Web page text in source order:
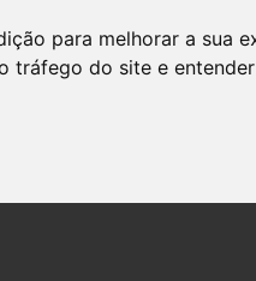
para melhorar a sua
tráfego do site e